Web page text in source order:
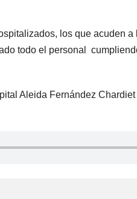
los que acuden
todo el personal
Aleida Fernández